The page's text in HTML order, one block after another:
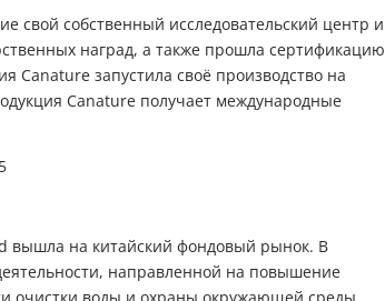
свой собственный исследовательский центр и
наград, а также прошла сертификацию
Canature запустила своё производство на
Canature получает международные
вышла на китайский фондовый рынок. В
направленной на повышение
очистки воды и охраны окружающей среды,